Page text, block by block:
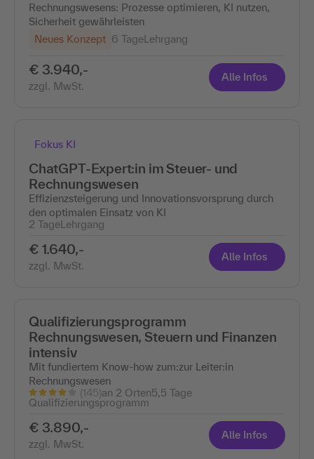
Rechnungswesens: Prozesse optimieren, KI nutzen,
Sicherheit gewährleisten
Neues Konzept 6 TageLehrgang
€ 3.940,-
zzgl. MwSt.
Alle Infos
Fokus KI
ChatGPT-Expert:in im Steuer- und
Rechnungswesen
Effizienzsteigerung und Innovationsvorsprung durch
den optimalen Einsatz von KI
2 TageLehrgang
€ 1.640,-
zzgl. MwSt.
Alle Infos
Qualifizierungsprogramm
Rechnungswesen, Steuern und Finanzen
intensiv
Mit fundiertem Know-how zum:zur Leiter:in
Rechnungswesen
(145)an 2 Orten5,5 Tage
Qualifizierungsprogramm
€ 3.890,-
zzgl. MwSt.
Alle Infos